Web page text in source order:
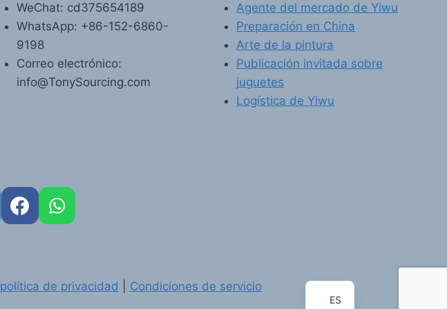
WeChat: cd375654189
WhatsApp: +86-152-6860-
9198
Correo electrónico:
info@TonySourcing.com
Agente del mercado de Yiwu
Preparación en China
Arte de la pintura
Publicación invitada sobre
juguetes
Logística de Yiwu
política de privacidad Condiciones de servicio
ES